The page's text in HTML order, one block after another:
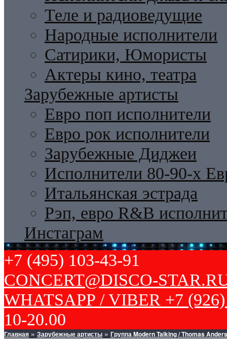
Теле и радиоведущие
Народные исполнители
Сатирики, Юмористы
Актеры кино, театра
Зарубежные артисты
Евро поп исполнители
Евро рок исполнители
Зарубежные Диджеи
Исполнители 80-90-х
Итальянская эстрада
Рэп, евро R&B
Инстаграм
+7 (495) 103-43-91
CONCERT@DISCO-
WHATSAPP / VIBER +7
10-20.00
Главная » Зарубежные артисты » Группа Modern Talking / Thomas